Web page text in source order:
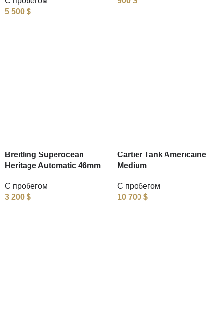
5 500 $
Breitling Superocean
Heritage Automatic 46mm
С пробегом
3 200 $
Cartier Tank Americaine
Medium
С пробегом
10 700 $